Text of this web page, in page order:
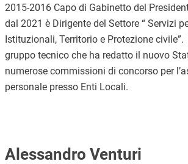
2015-2016 Capo di Gabinetto del
dal 2021 è Dirigente del Settore “ Servizi
Istituzionali, Territorio e Protezione
gruppo tecnico che ha redatto il nuovo
numerose commissioni di concorso per
personale presso Enti Locali.
Alessandro Venturi